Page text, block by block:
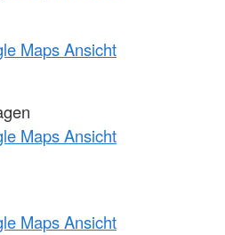
Maps Ansicht
Maps Ansicht
Maps Ansicht